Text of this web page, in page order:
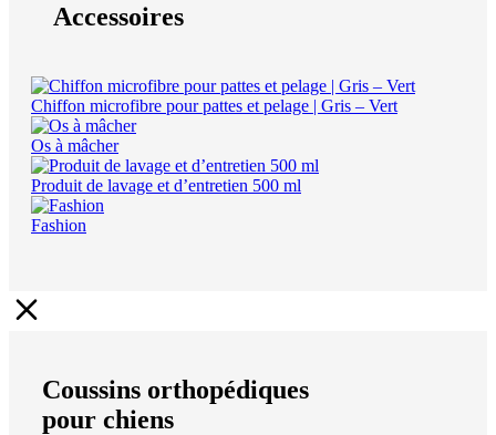
Accessoires
Chiffon microfibre pour pattes et pelage | Gris – Vert
Os à mâcher
Produit de lavage et d’entretien 500 ml
Fashion
Coussins orthopédiques
pour chiens